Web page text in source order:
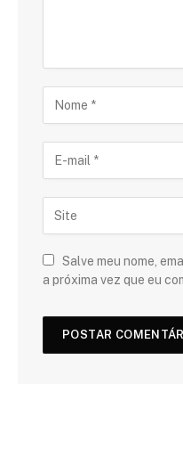
Salve meu nome,
a próxima vez que eu